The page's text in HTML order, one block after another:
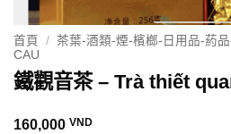
首頁 / 茶葉-酒類-煙-檳榔-日用品-葯
CAU
鐵觀音茶 – Trà thiết
160,000 VND